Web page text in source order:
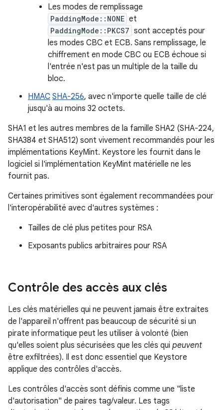
Les modes de remplissage
PaddingMode::NONE et
PaddingMode::PKCS7 sont acceptés pour
les modes CBC et ECB. Sans remplissage, le
chiffrement en mode CBC ou ECB échoue si
l'entrée n'est pas un multiple de la taille du
bloc.
HMAC SHA-256, avec n'importe quelle taille de clé
jusqu'à au moins 32 octets.
SHA1 et les autres membres de la famille SHA2 (SHA-224,
SHA384 et SHA512) sont vivement recommandés pour les
implémentations KeyMint. Keystore les fournit dans le
logiciel si l'implémentation KeyMint matérielle ne les
fournit pas.
Certaines primitives sont également recommandées pour
l'interopérabilité avec d'autres systèmes :
Tailles de clé plus petites pour RSA
Exposants publics arbitraires pour RSA
Contrôle des accès aux clés
Les clés matérielles qui ne peuvent jamais être extraites
de l'appareil n'offrent pas beaucoup de sécurité si un
pirate informatique peut les utiliser à volonté (bien
qu'elles soient plus sécurisées que les clés qui peuvent
être exfiltrées). Il est donc essentiel que Keystore
applique des contrôles d'accès.
Les contrôles d'accès sont définis comme une "liste
d'autorisation" de paires tag/valeur. Les tags